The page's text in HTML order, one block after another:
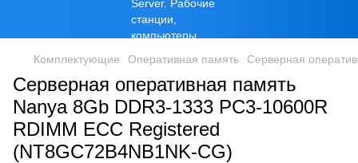
Комплектующие Оперативная память Серверная
Серверная оперативная память
Nanya 8Gb DDR3-1333 PC3-10600R
RDIMM ECC Registered
(NT8GC72B4NB1NK-CG)